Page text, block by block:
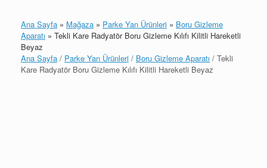
Ana Sayfa » Mağaza » Parke Yan Ürünleri » Boru Gizleme
Aparatı » Tekli Kare Radyatör Boru Gizleme Kılıfı Kilitli Hareketli
Beyaz
Ana Sayfa / Parke Yan Ürünleri / Boru Gizleme Aparatı / Tekli
Kare Radyatör Boru Gizleme Kılıfı Kilitli Hareketli Beyaz